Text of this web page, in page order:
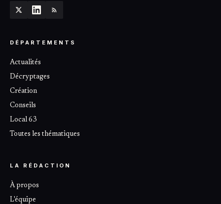
DÉPARTEMENTS
Actualités
Décryptages
Création
Conseils
Local 63
Toutes les thématiques
LA RÉDACTION
À propos
L'équipe